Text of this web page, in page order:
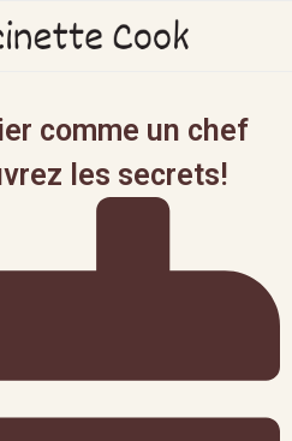
comme un chef
les secrets!